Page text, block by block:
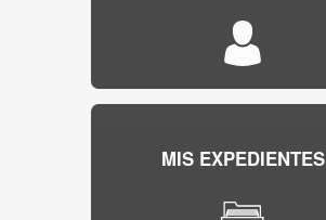
MIS EXPEDIENTES